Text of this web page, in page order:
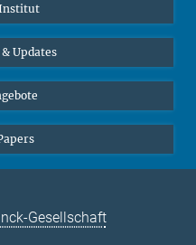
Updates
Gesellschaft